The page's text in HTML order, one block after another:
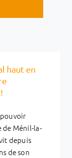
haut en
pouvoir
de Ménil-la-
depuis
de son